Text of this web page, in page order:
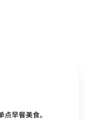
早餐美食。